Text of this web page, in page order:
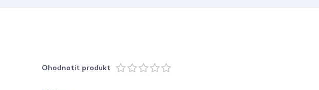
Ohodnotit produkt